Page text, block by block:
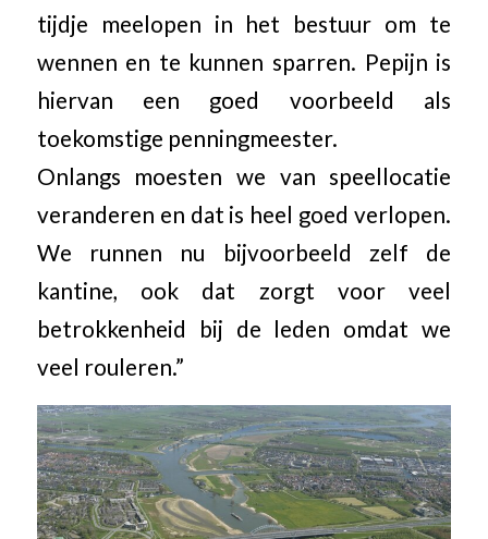
tijdje meelopen in het bestuur om te
wennen en te kunnen sparren. Pepijn is
hiervan een goed voorbeeld als
toekomstige penningmeester.
Onlangs moesten we van speellocatie
veranderen en dat is heel goed verlopen.
We runnen nu bijvoorbeeld zelf de
kantine, ook dat zorgt voor veel
betrokkenheid bij de leden omdat we
veel rouleren.”